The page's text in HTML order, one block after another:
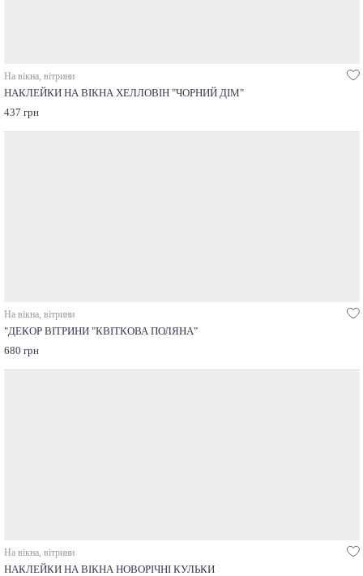
На вікна, вітрини
НАКЛЕЙКИ НА ВІКНА ХЕЛЛОВІН "ЧОРНИЙ ДІМ"
437 грн
На вікна, вітрини
"ДЕКОР ВІТРИНИ "КВІТКОВА ПОЛЯНА"
680 грн
На вікна, вітрини
НАКЛЕЙКИ НА ВІКНА НОВОРІЧНІ КУЛЬКИ